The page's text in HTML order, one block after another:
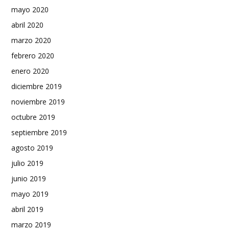
mayo 2020
abril 2020
marzo 2020
febrero 2020
enero 2020
diciembre 2019
noviembre 2019
octubre 2019
septiembre 2019
agosto 2019
julio 2019
junio 2019
mayo 2019
abril 2019
marzo 2019